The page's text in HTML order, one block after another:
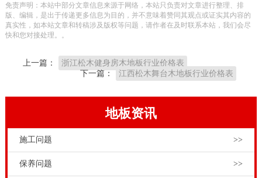
地板含水率急剧增高，木材中的部分可溶物溶出及一些
变色菌的作用，导致木材竭变或兰变。在个别情况下，
响也会导致局部的羽毛球木地板变色。
止体育实木体育馆木地板底漆的施工。在空气中的相对
对此担心。它也将影响地板的使用寿命。柞木实木体育
馆木地板羽毛球木地板的接缝避免方法目的是为了让消
免责声明：本站中部分文章信息来源于网络，本站只负责对文章进行整理、排
版、编辑，是出于传递更多信息为目的，并不意味着赞同其观点或证实其内容的
真实性，如本站文章和转稿涉及版权等问题，请作者在及时联系本站，我们会尽
快和您对接处理。。
上一篇：
浙江松木健身房木地板行业价格表
下一篇：
江西松木舞台木地板行业价格表
地板资讯
施工问题 >>
保养问题 >>